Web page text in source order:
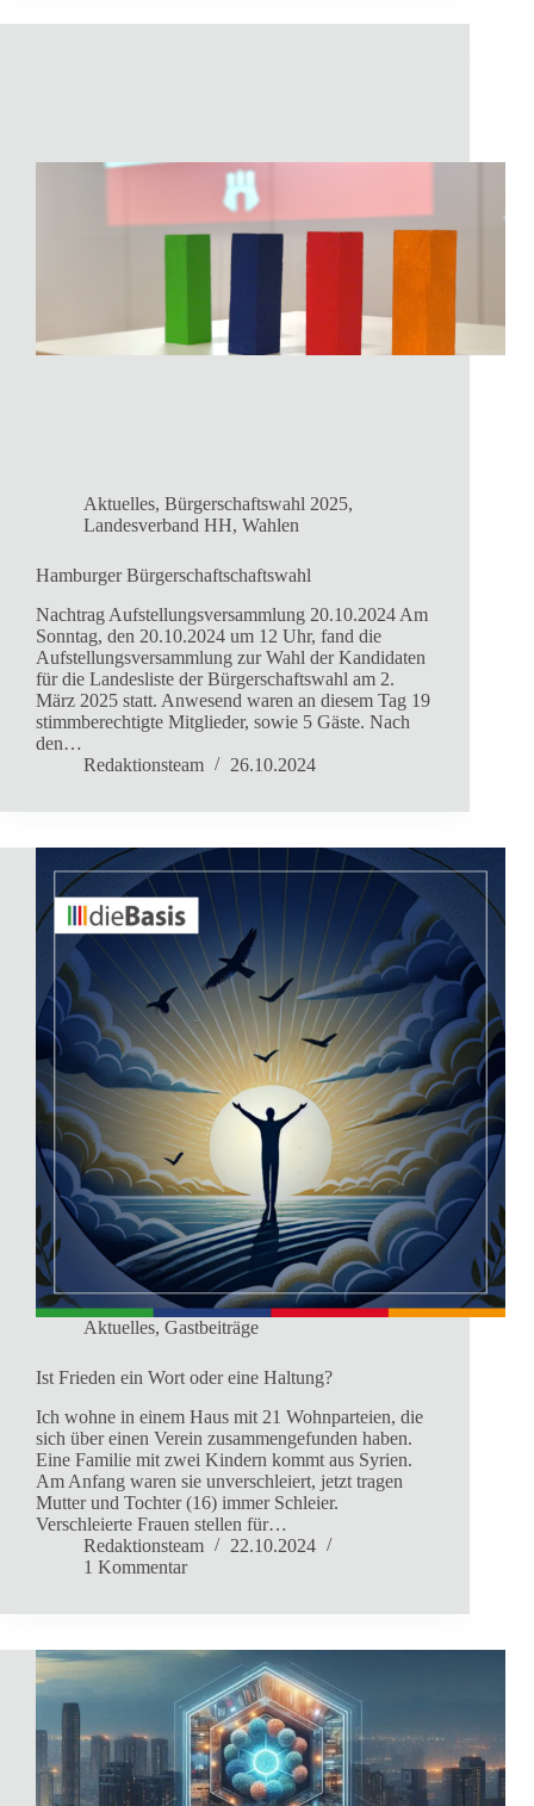
Aktuelles, Bürgerschaftswahl 2025,
Landesverband HH, Wahlen
Hamburger Bürgerschaftschaftswahl
Nachtrag Aufstellungsversammlung 20.10.2024 Am
Sonntag, den 20.10.2024 um 12 Uhr, fand die
Aufstellungsversammlung zur Wahl der Kandidaten
für die Landesliste der Bürgerschaftswahl am 2.
März 2025 statt. Anwesend waren an diesem Tag 19
stimmberechtigte Mitglieder, sowie 5 Gäste. Nach
den…
Redaktionsteam
26.10.2024
Aktuelles, Gastbeiträge
Ist Frieden ein Wort oder eine Haltung?
Ich wohne in einem Haus mit 21 Wohnparteien, die
sich über einen Verein zusammengefunden haben.
Eine Familie mit zwei Kindern kommt aus Syrien.
Am Anfang waren sie unverschleiert, jetzt tragen
Mutter und Tochter (16) immer Schleier.
Verschleierte Frauen stellen für…
Redaktionsteam
22.10.2024
1 Kommentar